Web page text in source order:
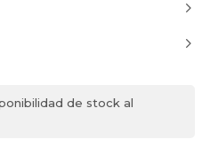
de stock al